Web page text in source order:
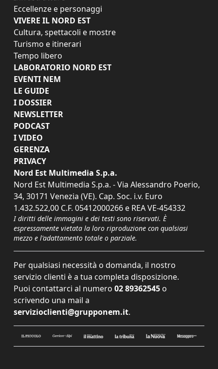
Eccellenze e personaggi
VIVERE IL NORD EST
Cultura, spettacoli e mostre
Turismo e itinerari
Tempo libero
LABORATORIO NORD EST
EVENTI NEM
LE GUIDE
I DOSSIER
NEWSLETTER
PODCAST
I VIDEO
GERENZA
PRIVACY
Nord Est Multimedia S.p.a.
Nord Est Multimedia S.p.a. - Via Alessandro Poerio,
34, 30171 Venezia (VE). Cap. Soc. i.v. Euro
1.432.522,00 C.F. 05412000266 e REA VE-454332
I diritti delle immagini e dei testi sono riservati. È
espressamente vietata la loro riproduzione con qualsiasi
mezzo e l'adattamento totale o parziale.
Per qualsiasi necessità o domanda, il nostro
servizio clienti è a tua completa disposizione.
Puoi contattarci al numero 02 89362545 o
scrivendo una mail a
servizioclienti@grupponem.it.